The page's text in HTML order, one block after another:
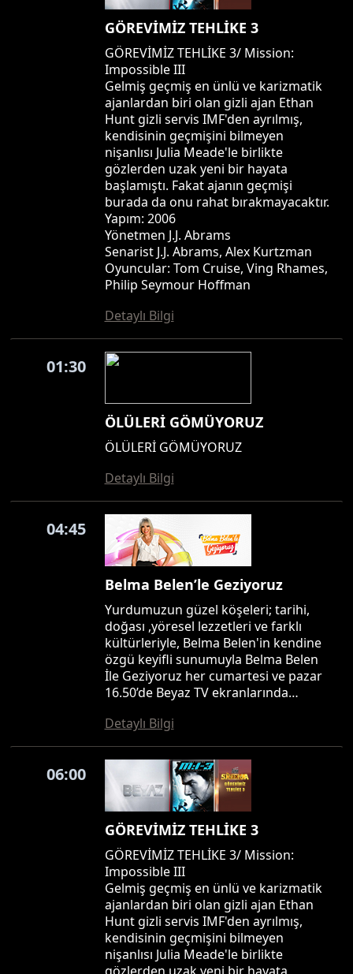
GÖREVİMİZ TEHLİKE 3
GÖREVİMİZ TEHLİKE 3/ Mission:
Impossible III
Gelmiş geçmiş en ünlü ve karizmatik
ajanlardan biri olan gizli ajan Ethan
Hunt gizli servis IMF'den ayrılmış,
kendisinin geçmişini bilmeyen
nişanlısı Julia Meade'le birlikte
gözlerden uzak yeni bir hayata
başlamıştı. Fakat ajanın geçmişi
burada da onu rahat bırakmayacaktır.
Yapım: 2006
Yönetmen J.J. Abrams
Senarist J.J. Abrams, Alex Kurtzman
Oyuncular: Tom Cruise, Ving Rhames,
Philip Seymour Hoffman
Detaylı Bilgi
01:30
ÖLÜLERİ GÖMÜYORUZ
ÖLÜLERİ GÖMÜYORUZ
Detaylı Bilgi
04:45
Belma Belen’le Geziyoruz
Yurdumuzun güzel köşeleri; tarihi,
doğası ,yöresel lezzetleri ve farklı
kültürleriyle, Belma Belen'in kendine
özgü keyifli sunumuyla Belma Belen
İle Geziyoruz her cumartesi ve pazar
16.50’de Beyaz TV ekranlarında…
Detaylı Bilgi
06:00
GÖREVİMİZ TEHLİKE 3
GÖREVİMİZ TEHLİKE 3/ Mission:
Impossible III
Gelmiş geçmiş en ünlü ve karizmatik
ajanlardan biri olan gizli ajan Ethan
Hunt gizli servis IMF'den ayrılmış,
kendisinin geçmişini bilmeyen
nişanlısı Julia Meade'le birlikte